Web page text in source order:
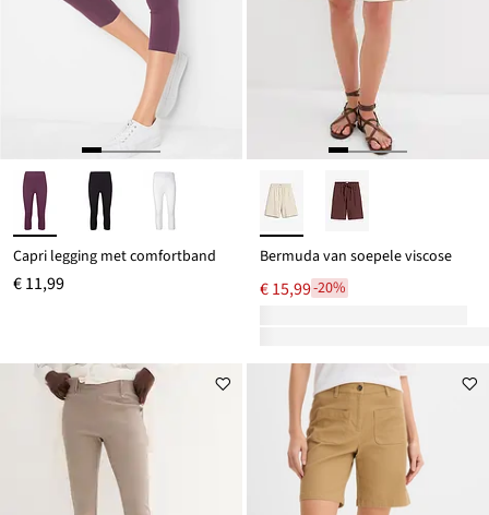
Capri legging met comfortband
€ 11,99
Bermuda van soepele viscose
€ 15,99-20%